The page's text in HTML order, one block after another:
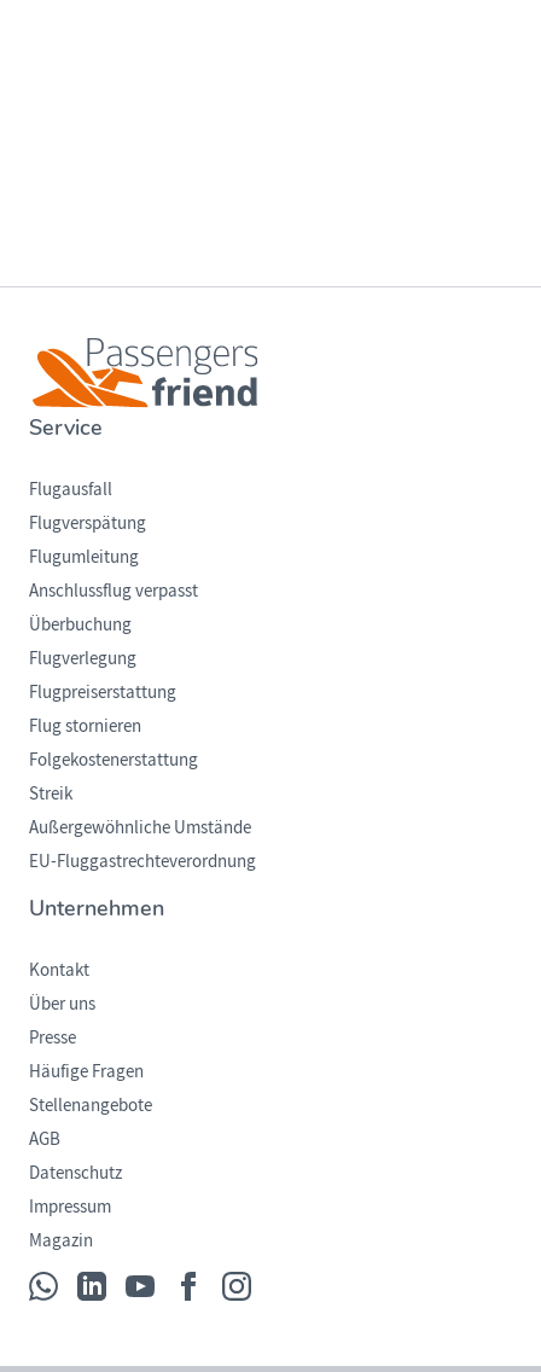
Service
Flugausfall
Flugverspätung
Flugumleitung
Anschlussflug verpasst
Überbuchung
Flugverlegung
Flugpreiserstattung
Flug stornieren
Folgekostenerstattung
Streik
Außergewöhnliche Umstände
EU-Fluggastrechteverordnung
Unternehmen
Kontakt
Über uns
Presse
Häufige Fragen
Stellenangebote
AGB
Datenschutz
Impressum
Magazin